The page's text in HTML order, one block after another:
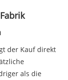
der Kauf direkt
als die